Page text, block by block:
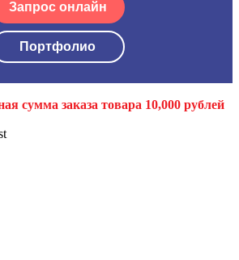
Запрос онлайн
Портфолио
сумма заказа товара 10,000 рублей